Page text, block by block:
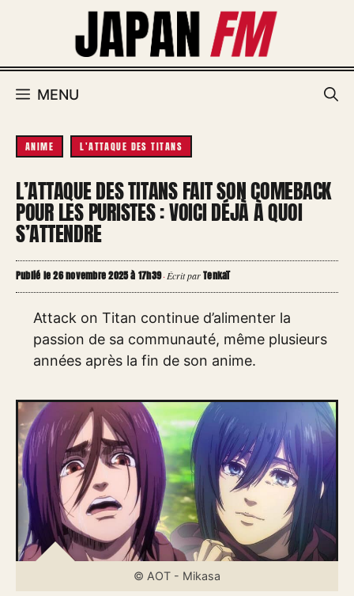
MENU
ANIME L'ATTAQUE DES TITANS
L’ATTAQUE DES TITANS FAIT SON COMEBACK
POUR LES PURISTES : VOICI DÉJÀ À QUOI
S’ATTENDRE
Publié le 26 novembre 2025 à 17h39·Écrit parTenkaï
Attack on Titan continue d’alimenter la
passion de sa communauté, même plusieurs
années après la fin de son anime.
© AOT - Mikasa